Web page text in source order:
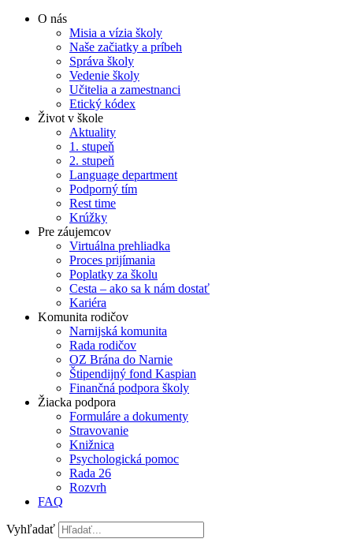
O nás
Misia a vízia školy
Naše začiatky a príbeh
Správa školy
Vedenie školy
Učitelia a zamestnanci
Etický kódex
Život v škole
Aktuality
1. stupeň
2. stupeň
Language department
Podporný tím
Rest time
Krúžky
Pre záujemcov
Virtuálna prehliadka
Proces prijímania
Poplatky za školu
Cesta – ako sa k nám dostať
Kariéra
Komunita rodičov
Narnijská komunita
Rada rodičov
OZ Brána do Narnie
Štipendijný fond Kaspian
Finančná podpora školy
Žiacka podpora
Formuláre a dokumenty
Stravovanie
Knižnica
Psychologická pomoc
Rada 26
Rozvrh
FAQ
Vyhľadať